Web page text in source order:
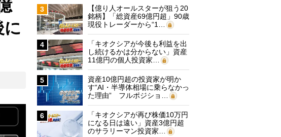
に
3
【億り人オールスターが狙う20
銘柄】「総資産69億円超」90歳
現役トレーダーから“1…
4
「キオクシアが今後も利益を出
し続けるかは分からない」資産
11億円の個人投資家…
5
資産10億円超の投資家が明か
す“AI・半導体相場に乗らなかっ
た理由” フルポジショ…
6
「キオクシアが再び株価10万円
になる日は遠い」資産3億円超
のサラリーマン投資家…